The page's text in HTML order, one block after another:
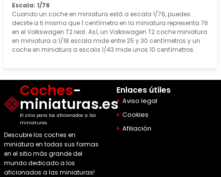
Escala: 1/76
Cuando un coche en miniatura está a escala 1/76, puedes
decirte a ti mismo que 1 centímetro en la miniatura representa 76
en el Volkswagen T2 real. Así, un Volkswagen T2 coche miniatura
en miniatura a 1/18 escala mide entre 25 y 30 centímetros y un
coche en miniatura a escala 1/43 mide unos 10 centímetros.
Coches-
miniaturas.es
El sitio para los aficionados a las
miniaturas
Descubre los coches en
miniatura en todas sus formas
en el sitio más grande del
mundo dedicado a los
aficionados a las miniaturas!
Enlaces útiles
Aviso legal
Cookies
Afiliación